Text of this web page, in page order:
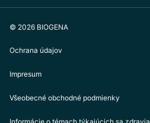
© 2026 BIOGENA
Ochrana údajov
Impresum
Všeobecné obchodné podmienky